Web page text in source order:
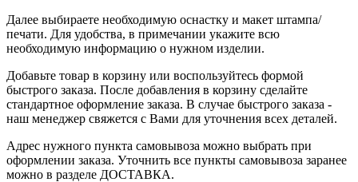
Далее выбираете необходимую оснастку и макет штампа/
печати. Для удобства, в примечании укажите всю
необходимую информацию о нужном изделии.
Добавьте товар в корзину или воспользуйтесь формой
быстрого заказа. После добавления в корзину сделайте
стандартное оформление заказа. В случае быстрого заказа -
наш менеджер свяжется с Вами для уточнения всех деталей.
Адрес нужного пункта самовывоза можно выбрать при
оформлении заказа. Уточнить все пункты самовывоза заранее
можно в разделе ДОСТАВКА.